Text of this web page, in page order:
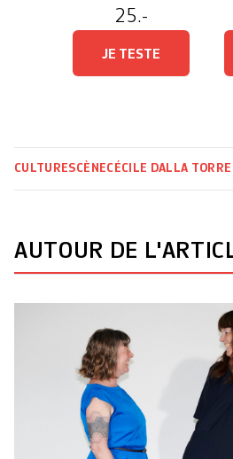
25.-
JE TESTE
CULTURESCÈNECÉCILE DALLA TORRE
AUTOUR DE